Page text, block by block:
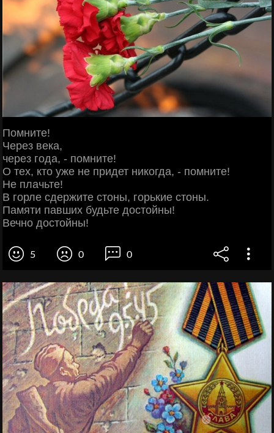
Помните!
Через века,
через года, - помните!
О тех, кто уже не придет никогда, - помните!
Не плачьте!
В горле сдержите стоны, горькие стоны.
Памяти павших будьте достойны!
Вечно достойны!
5 0 0